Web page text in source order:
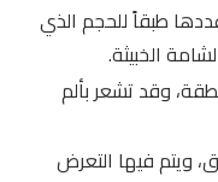
طبقاً للحجم الذي
الخبيثة.
وقد تشعر بألم
ويتم فيها التعرض